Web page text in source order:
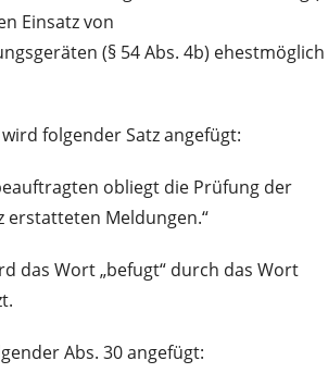
Einsatz von
(§ 54 Abs. 4b) ehestmöglich
wird folgender Satz angefügt:
obliegt die Prüfung der
erstatteten Meldungen.“
das Wort „befugt“ durch das Wort
Abs. 30 angefügt: